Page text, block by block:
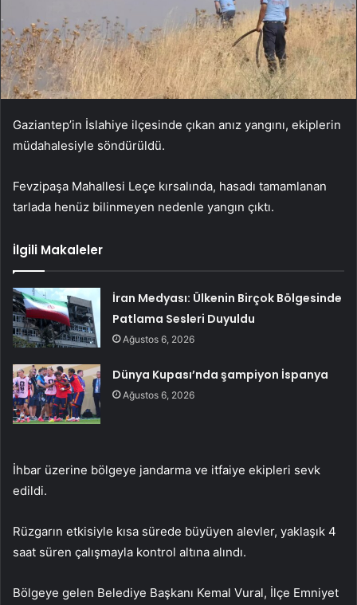
Gaziantep’in İslahiye ilçesinde çıkan anız yangını, ekiplerin
müdahalesiyle söndürüldü.
Fevzipaşa Mahallesi Leçe kırsalında, hasadı tamamlanan
tarlada henüz bilinmeyen nedenle yangın çıktı.
İlgili Makaleler
İran Medyası: Ülkenin Birçok Bölgesinde
Patlama Sesleri Duyuldu
Ağustos 6, 2026
Dünya Kupası’nda şampiyon İspanya
Ağustos 6, 2026
İhbar üzerine bölgeye jandarma ve itfaiye ekipleri sevk
edildi.
Rüzgarın etkisiyle kısa sürede büyüyen alevler, yaklaşık 4
saat süren çalışmayla kontrol altına alındı.
Bölgeye gelen Belediye Başkanı Kemal Vural, İlçe Emniyet